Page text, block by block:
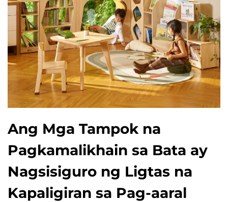
Ang Mga Tampok na
Pagkamalikhain sa Bata ay
Nagsisiguro ng Ligtas na
Kapaligiran sa Pag-aaral